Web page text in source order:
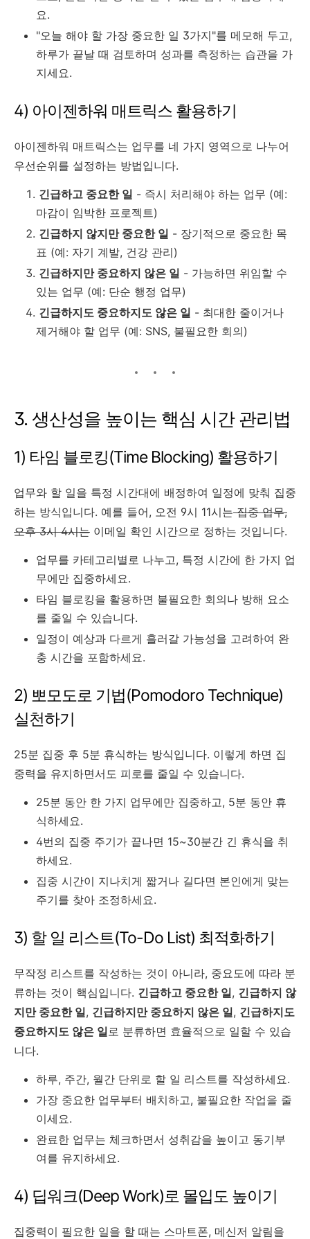
요.
"오늘 해야 할 가장 중요한 일 3가지"를 메모해 두고,
하루가 끝날 때 검토하며 성과를 측정하는 습관을 가
지세요.
4) 아이젠하워 매트릭스 활용하기
아이젠하워 매트릭스는 업무를 네 가지 영역으로 나누어
우선순위를 설정하는 방법입니다.
긴급하고 중요한 일 - 즉시 처리해야 하는 업무 (예:
마감이 임박한 프로젝트)
긴급하지 않지만 중요한 일 - 장기적으로 중요한 목
표 (예: 자기 계발, 건강 관리)
긴급하지만 중요하지 않은 일 - 가능하면 위임할 수
있는 업무 (예: 단순 행정 업무)
긴급하지도 중요하지도 않은 일 - 최대한 줄이거나
제거해야 할 업무 (예: SNS, 불필요한 회의)
3. 생산성을 높이는 핵심 시간 관리법
1) 타임 블로킹(Time Blocking) 활용하기
업무와 할 일을 특정 시간대에 배정하여 일정에 맞춰 집중
하는 방식입니다. 예를 들어, 오전 9시 11시는집중 업무,
오후 3시 4시는 이메일 확인 시간으로 정하는 것입니다.
업무를 카테고리별로 나누고, 특정 시간에 한 가지 업
무에만 집중하세요.
타임 블로킹을 활용하면 불필요한 회의나 방해 요소
를 줄일 수 있습니다.
일정이 예상과 다르게 흘러갈 가능성을 고려하여 완
충 시간을 포함하세요.
2) 뽀모도로 기법(Pomodoro Technique)
실천하기
25분 집중 후 5분 휴식하는 방식입니다. 이렇게 하면 집
중력을 유지하면서도 피로를 줄일 수 있습니다.
25분 동안 한 가지 업무에만 집중하고, 5분 동안 휴
식하세요.
4번의 집중 주기가 끝나면 15~30분간 긴 휴식을 취
하세요.
집중 시간이 지나치게 짧거나 길다면 본인에게 맞는
주기를 찾아 조정하세요.
3) 할 일 리스트(To-Do List) 최적화하기
무작정 리스트를 작성하는 것이 아니라, 중요도에 따라 분
류하는 것이 핵심입니다. 긴급하고 중요한 일, 긴급하지 않
지만 중요한 일, 긴급하지만 중요하지 않은 일, 긴급하지도
중요하지도 않은 일 로 분류하면 효율적으로 일할 수 있습
니다.
하루, 주간, 월간 단위로 할 일 리스트를 작성하세요.
가장 중요한 업무부터 배치하고, 불필요한 작업을 줄
이세요.
완료한 업무는 체크하면서 성취감을 높이고 동기부
여를 유지하세요.
4) 딥워크(Deep Work)로 몰입도 높이기
집중력이 필요한 일을 할 때는 스마트폰, 메신저 알림을